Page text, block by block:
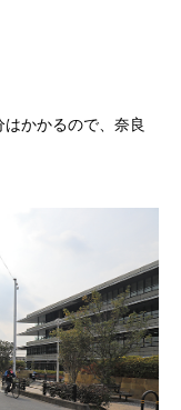
かかるので、奈良